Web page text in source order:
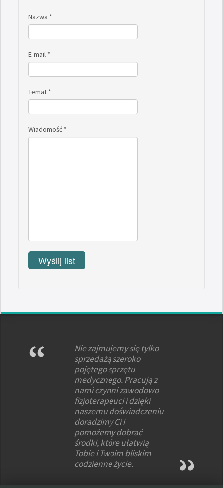
Nazwa *
E-mail *
Temat *
Wiadomość *
Wyślij list
Nie zajmujemy się tylko
sprzedażą szeroko
pojętego sprzętu
medycznego. Pracują z
nami czynni zawodowo
fizjoterapeuci i dzięki
naszemu doświadczeniu
doradzimy Ci i
pomożemy dobrać
środki, które ułatwią
Tobie i Twoim bliskim
codzienne życie.